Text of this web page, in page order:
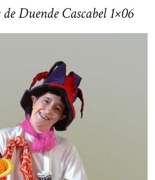
Duende Cascabel 1×06